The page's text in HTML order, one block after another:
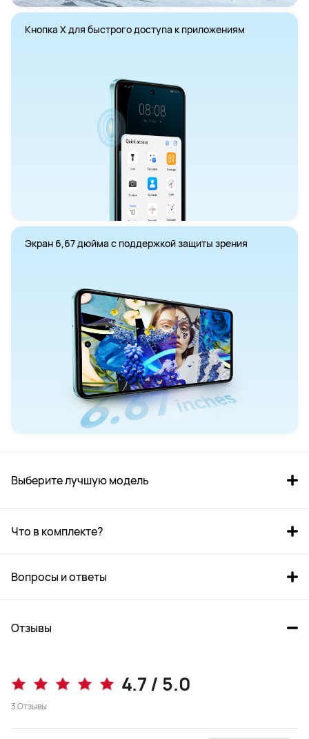
Кнопка Х для быстрого доступа к приложениям
Экран 6,67 дюйма с поддержкой защиты зрения
Выберите лучшую модель
nova Y73 8 Гб + 256 Гб Голубой
Купить
Что в комплекте?
Вопросы и ответы
Отзывы
4.7 / 5.0
3Отзывы